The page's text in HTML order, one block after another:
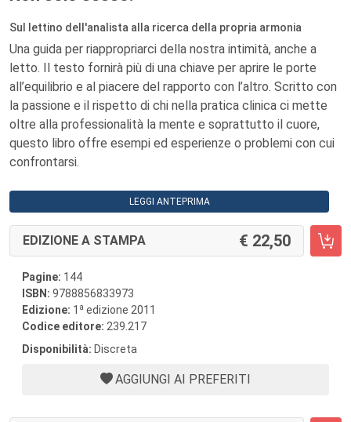
Sul lettino dell'analista alla ricerca della propria armonia
Una guida per riappropriarci della nostra intimità, anche a
letto. Il testo fornirà più di una chiave per aprire le porte
all’equilibrio e al piacere del rapporto con l’altro. Scritto con
la passione e il rispetto di chi nella pratica clinica ci mette
oltre alla professionalità la mente e soprattutto il cuore,
questo libro offre esempi ed esperienze o problemi con cui
confrontarsi.
LEGGI ANTEPRIMA
EDIZIONE A STAMPA 22,50
Pagine: 144
ISBN: 9788856833973
Edizione: 1 a edizione 2011
Codice editore: 239.217
Disponibilità: Discreta
AGGIUNGI AI PREFERITI